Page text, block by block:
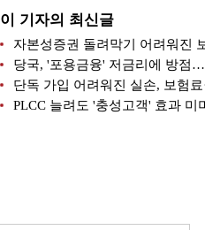
이 기자의 최신글
자본성증권 돌려막기 어려워진
당국, '포용금융' 저금리에 방점
단독 가입 어려워진 실손, 보험
PLCC 늘려도 '충성고객' 효과 미미